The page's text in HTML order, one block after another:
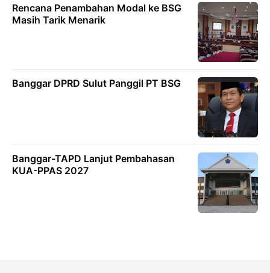
Rencana Penambahan Modal ke BSG
Masih Tarik Menarik
Banggar DPRD Sulut Panggil PT BSG
Banggar-TAPD Lanjut Pembahasan
KUA-PPAS 2027